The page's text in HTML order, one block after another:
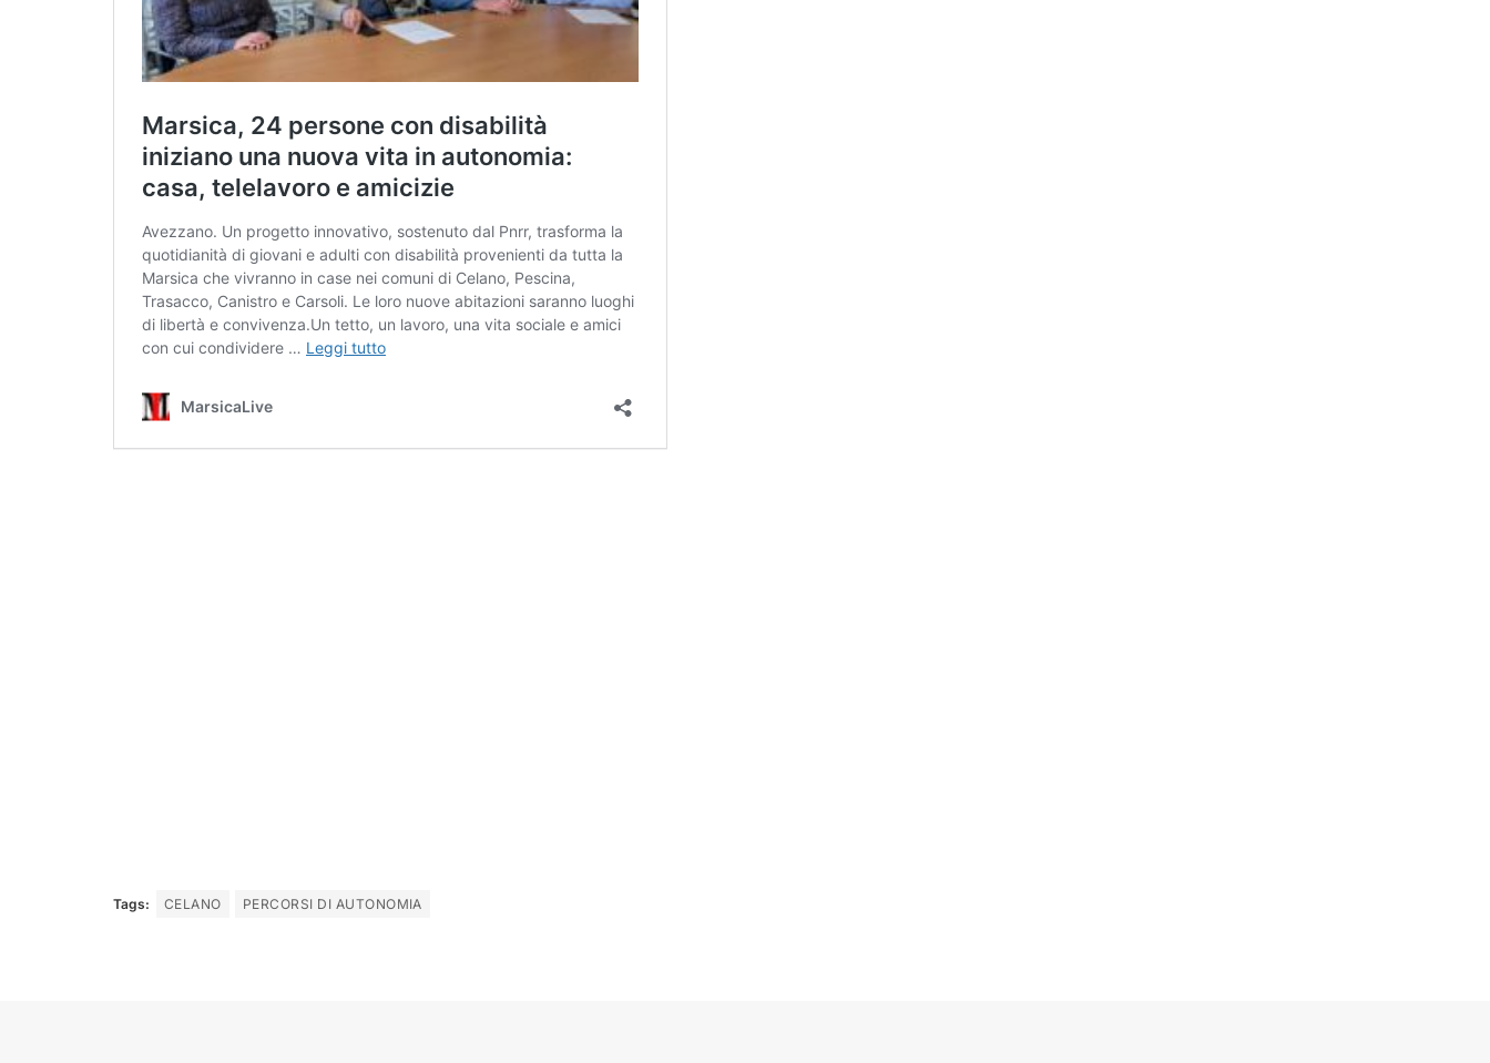
Tags: CELANO PERCORSI DI AUTONOMIA